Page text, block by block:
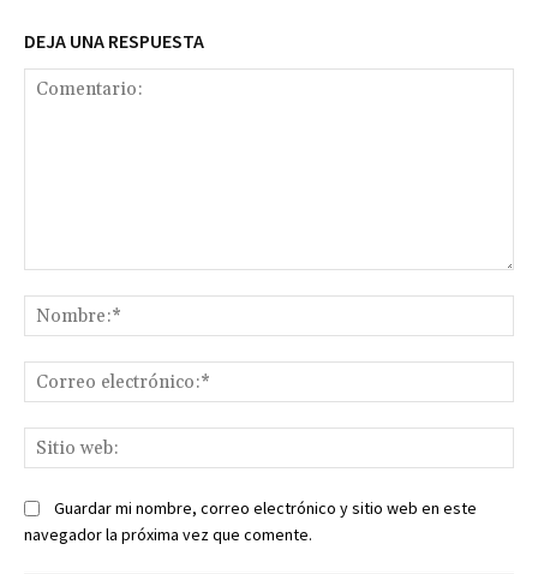
DEJA UNA RESPUESTA
Guardar mi nombre, correo electrónico y sitio web en este
navegador la próxima vez que comente.